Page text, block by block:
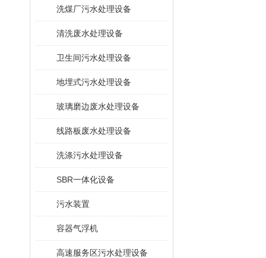
洗煤厂污水处理设备
清洗废水处理设备
卫生间污水处理设备
地埋式污水处理设备
玻璃磨边废水处理设备
线路板废水处理设备
洗涤污水处理设备
SBR一体化设备
污水装置
容器气浮机
高速服务区污水处理设备